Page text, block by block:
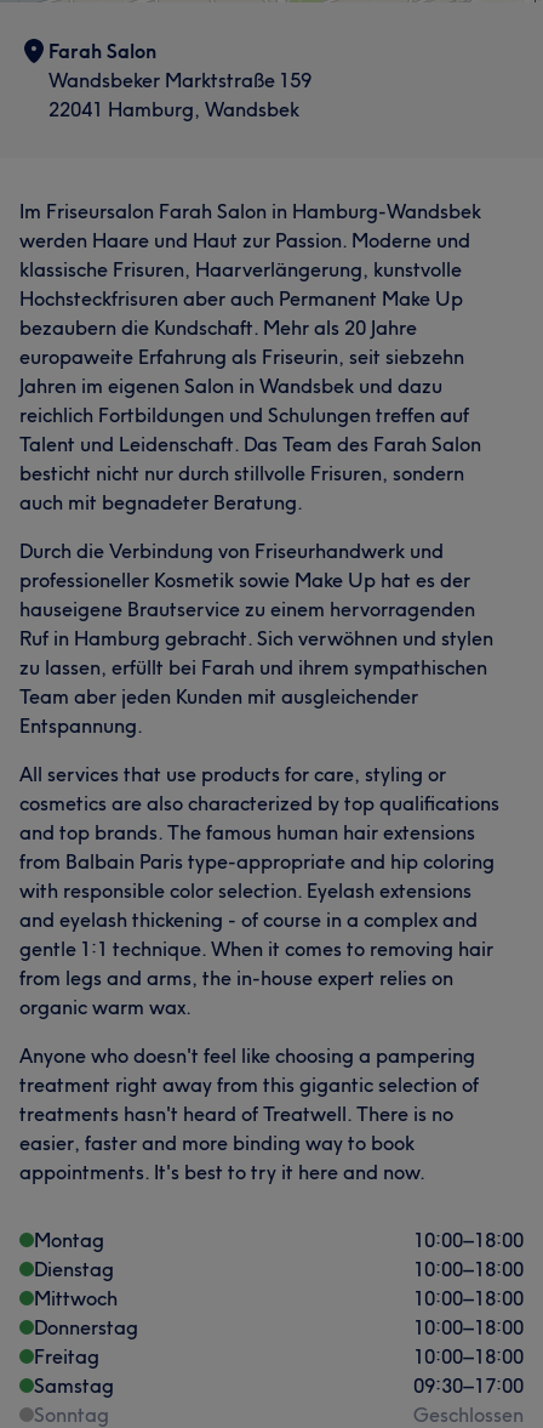
Farah Salon
Wandsbeker Marktstraße 159
22041 Hamburg, Wandsbek
Im Friseursalon Farah Salon in Hamburg-Wandsbek
werden Haare und Haut zur Passion. Moderne und
klassische Frisuren, Haarverlängerung, kunstvolle
Hochsteckfrisuren aber auch Permanent Make Up
bezaubern die Kundschaft. Mehr als 20 Jahre
europaweite Erfahrung als Friseurin, seit siebzehn
Jahren im eigenen Salon in Wandsbek und dazu
reichlich Fortbildungen und Schulungen treffen auf
Talent und Leidenschaft. Das Team des Farah Salon
besticht nicht nur durch stillvolle Frisuren, sondern
auch mit begnadeter Beratung.
Durch die Verbindung von Friseurhandwerk und
professioneller Kosmetik sowie Make Up hat es der
hauseigene Brautservice zu einem hervorragenden
Ruf in Hamburg gebracht. Sich verwöhnen und stylen
zu lassen, erfüllt bei Farah und ihrem sympathischen
Team aber jeden Kunden mit ausgleichender
Entspannung.
All services that use products for care, styling or
cosmetics are also characterized by top qualifications
and top brands. The famous human hair extensions
from Balbain Paris type-appropriate and hip coloring
with responsible color selection. Eyelash extensions
and eyelash thickening - of course in a complex and
gentle 1:1 technique. When it comes to removing hair
from legs and arms, the in-house expert relies on
organic warm wax.
Anyone who doesn't feel like choosing a pampering
treatment right away from this gigantic selection of
treatments hasn't heard of Treatwell. There is no
easier, faster and more binding way to book
appointments. It's best to try it here and now.
Montag 10:00–18:00
Dienstag
10:00–18:00
Mittwoch
10:00–18:00
Donnerstag
10:00–18:00
Freitag
10:00–18:00
Samstag
09:30–17:00
Sonntag
Geschlossen